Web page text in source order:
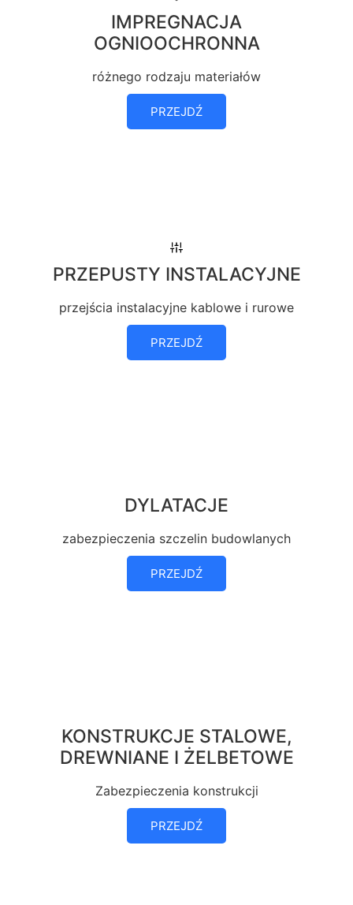
IMPREGNACJA
OGNIOOCHRONNA
różnego rodzaju materiałów
PRZEJDŹ
PRZEPUSTY INSTALACYJNE
przejścia instalacyjne kablowe i rurowe
PRZEJDŹ
DYLATACJE
zabezpieczenia szczelin budowlanych
PRZEJDŹ
KONSTRUKCJE STALOWE,
DREWNIANE I ŻELBETOWE
Zabezpieczenia konstrukcji
PRZEJDŹ